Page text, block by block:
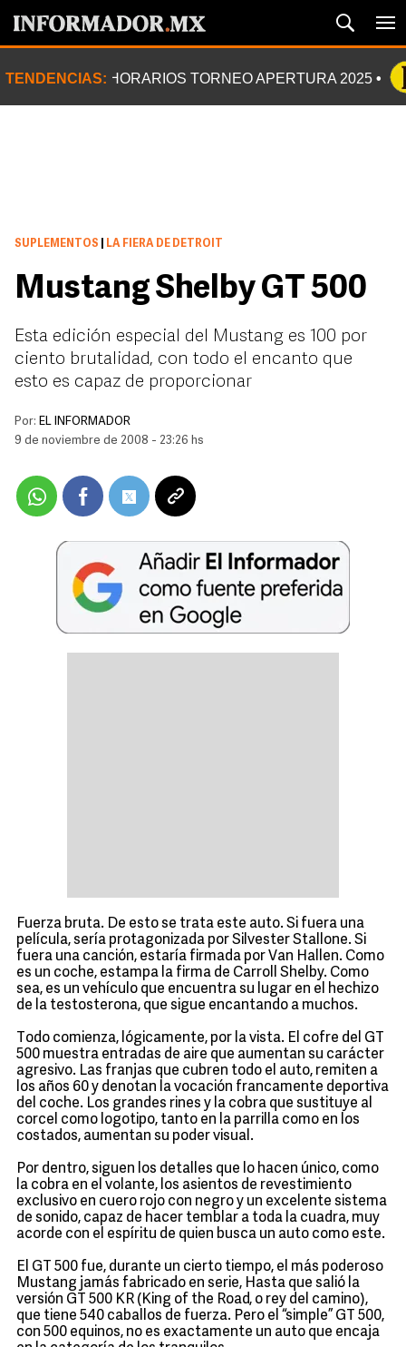
TENDENCIAS: HORARIOS TORNEO APERTURA 2025
SUPLEMENTOS LA FIERA DE DETROIT
Mustang Shelby GT 500
Esta edición especial del Mustang es 100 por
ciento brutalidad, con todo el encanto que
esto es capaz de proporcionar
Por: EL INFORMADOR
9 de noviembre de 2008 - 23:26 hs
Fuerza bruta. De esto se trata este auto. Si fuera una
película, sería protagonizada por Silvester Stallone. Si
fuera una canción, estaría firmada por Van Hallen. Como
es un coche, estampa la firma de Carroll Shelby. Como
sea, es un vehículo que encuentra su lugar en el hechizo
de la testosterona, que sigue encantando a muchos.
Todo comienza, lógicamente, por la vista. El cofre del GT
500 muestra entradas de aire que aumentan su carácter
agresivo. Las franjas que cubren todo el auto, remiten a
los años 60 y denotan la vocación francamente deportiva
del coche. Los grandes rines y la cobra que sustituye al
corcel como logotipo, tanto en la parrilla como en los
costados, aumentan su poder visual.
Por dentro, siguen los detalles que lo hacen único, como
la cobra en el volante, los asientos de revestimiento
exclusivo en cuero rojo con negro y un excelente sistema
de sonido, capaz de hacer temblar a toda la cuadra, muy
acorde con el espíritu de quien busca un auto como este.
El GT 500 fue, durante un cierto tiempo, el más poderoso
Mustang jamás fabricado en serie, Hasta que salió la
versión GT 500 KR (King of the Road, o rey del camino),
que tiene 540 caballos de fuerza. Pero el “simple” GT 500,
con 500 equinos, no es exactamente un auto que encaja